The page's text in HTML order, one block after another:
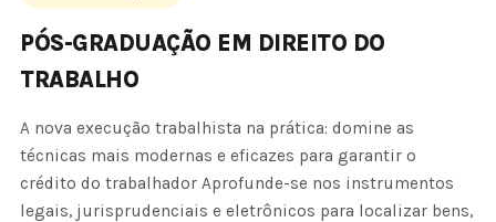
PÓS-GRADUAÇÃO EM DIREITO DO
TRABALHO
A nova execução trabalhista na prática: domine as
técnicas mais modernas e eficazes para garantir o
crédito do trabalhador Aprofunde-se nos instrumentos
legais, jurisprudenciais e eletrônicos para localizar bens,